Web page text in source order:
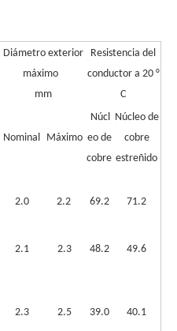
Diámetro exterior
máximo
mm
Resistencia del
conductor a 20 °
C
Nominal Máximo
Núcl
eo de
cobre
Núcleo de
cobre
estreñido
2.0 2.2 69.2 71.2
2.1 2.3 48.2 49.6
2.3 2.5 39.0 40.1